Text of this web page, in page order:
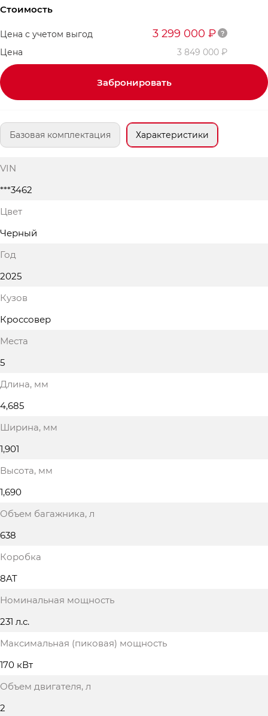
Стоимость
Цена с учетом выгод 3 299 000 ₽
Цена 3 849 000 ₽
Забронировать
Базовая комплектация Характеристики
VIN
***3462
Цвет
Черный
Год
2025
Кузов
Кроссовер
Места
5
Длина, мм
4,685
Ширина, мм
1,901
Высота, мм
1,690
Объем багажника, л
638
Коробка
8AT
Номинальная мощность
231 л.с.
Максимальная (пиковая) мощность
170 кВт
Объем двигателя, л
2